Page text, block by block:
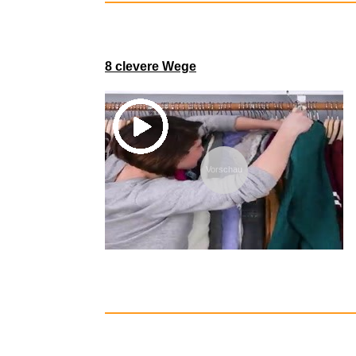
8 clevere Wege
Vorschau